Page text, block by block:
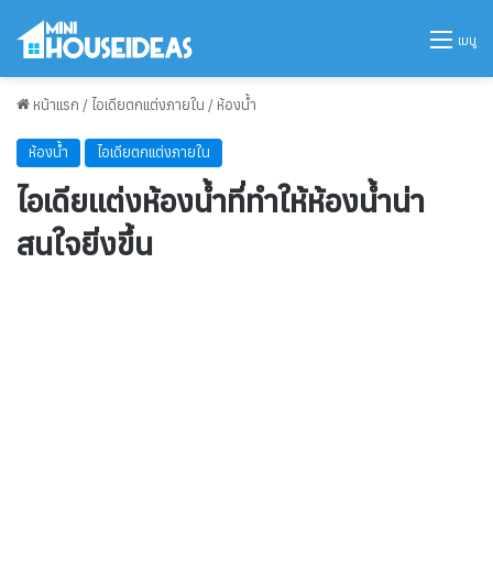
เมนู
หน้าแรก / ไอเดียตกแต่งภายใน / ห้องน้ำ
ห้องน้ำ ไอเดียตกแต่งภายใน
ไอเดียแต่งห้องน้ำที่ทำให้ห้องน้ำน่า
สนใจยิ่งขึ้น